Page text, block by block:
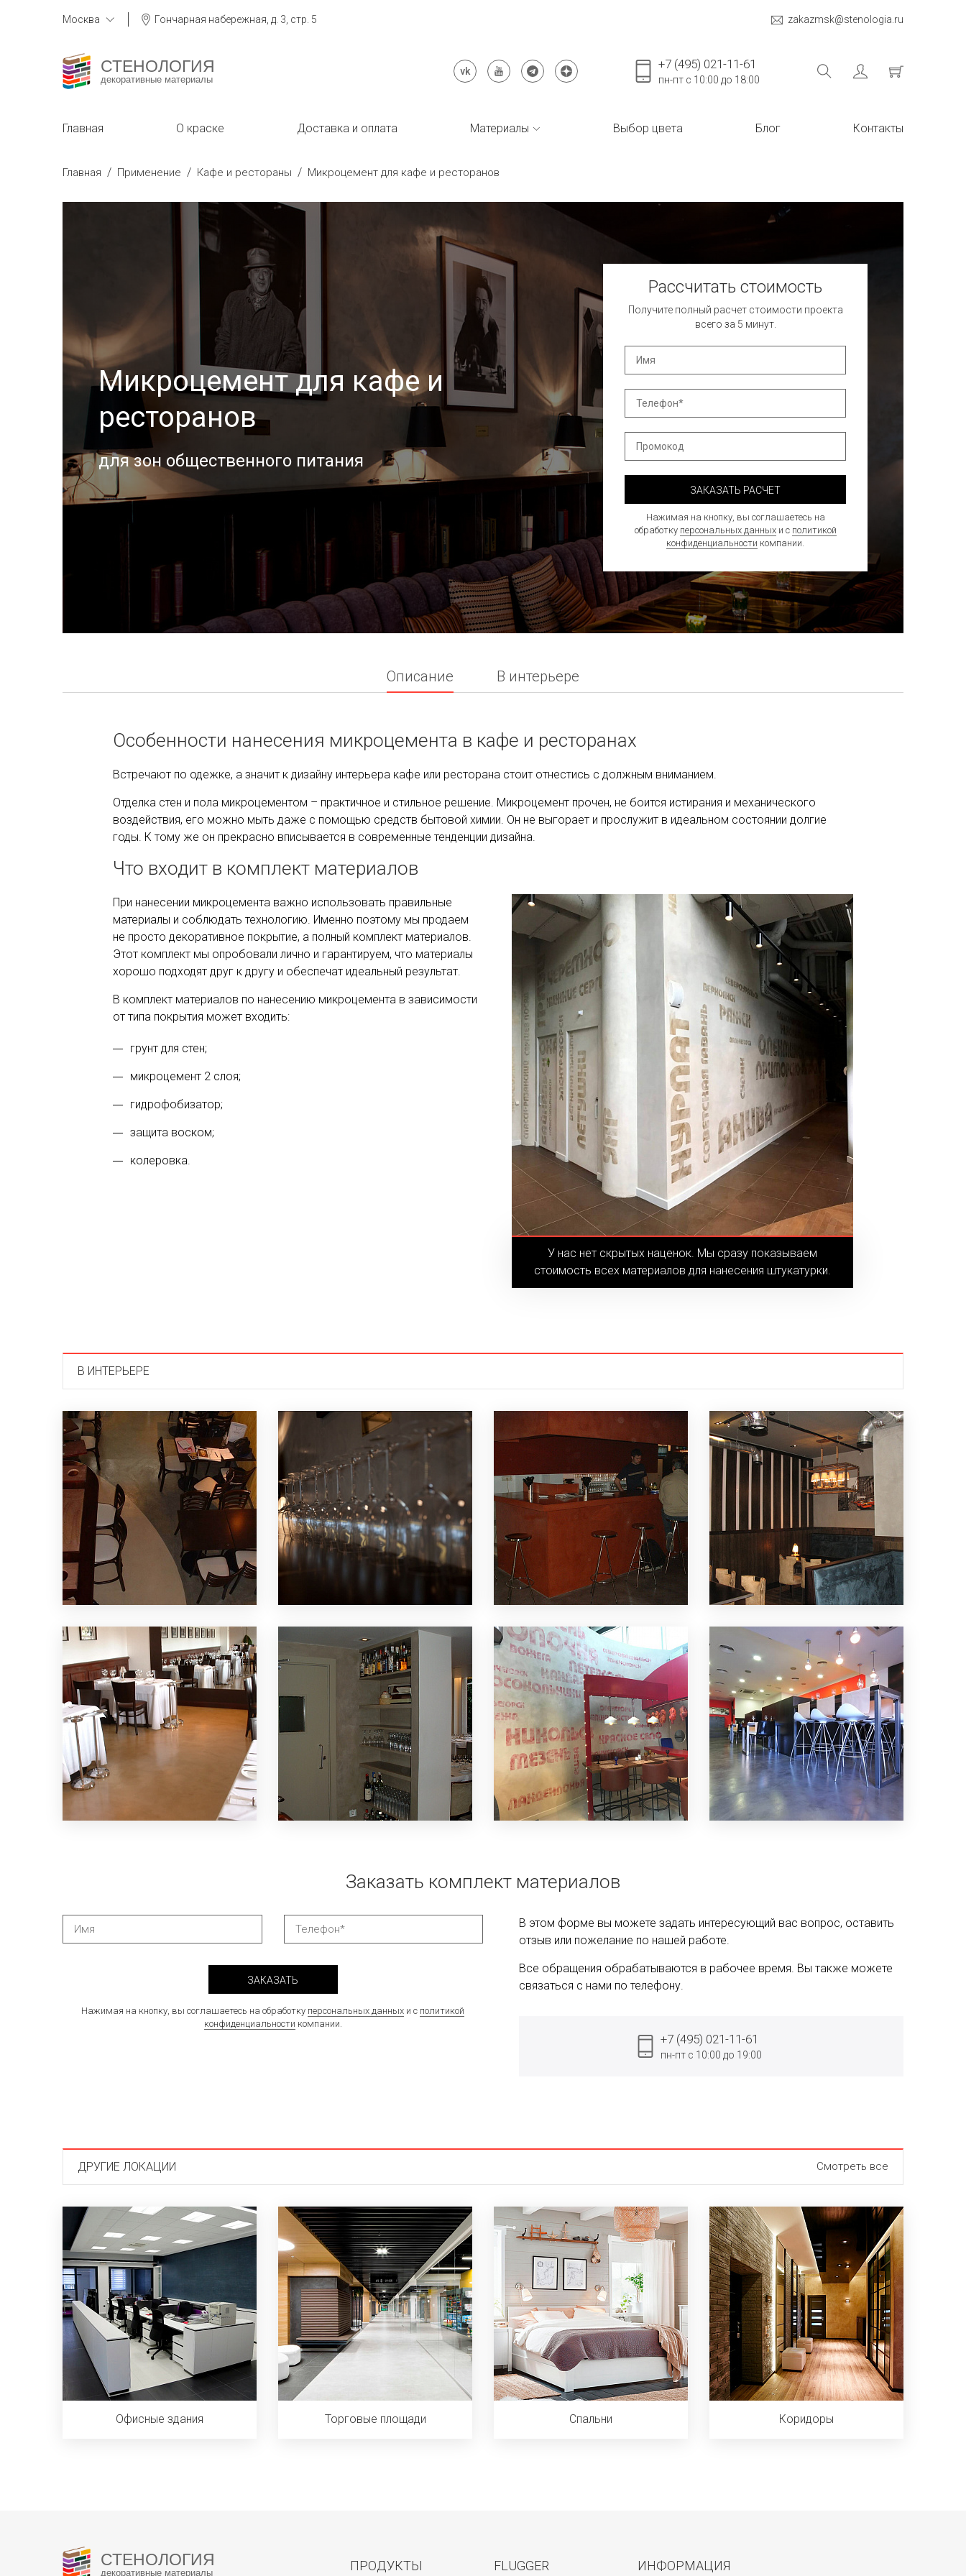
Москва Гончарная набережная, д. 3, стр. 5 zakazmsk@stenologia.ru
СТЕНОЛОГИЯ
декоративные материалы
+7 (495) 021-11-61
пн-пт с 10:00 до 18:00
Главная О краске Доставка и оплата Материалы Выбор цвета Блог Контакты
Главная / Применение / Кафе и рестораны / Микроцемент для кафе и ресторанов
Микроцемент для кафе и
ресторанов
для зон общественного питания
Рассчитать стоимость
Получите полный расчет стоимости проекта
всего за 5 минут.
ЗАКАЗАТЬ РАСЧЕТ
Нажимая на кнопку, вы соглашаетесь на
обработку персональных данныхи с политикой
конфиденциальности компании.
Описание В интерьере
Особенности нанесения микроцемента в кафе и ресторанах
Встречают по одежке, а значит к дизайну интерьера кафе или ресторана стоит отнестись с должным вниманием.
Отделка стен и пола микроцементом – практичное и стильное решение. Микроцемент прочен, не боится истирания и механического
воздействия, его можно мыть даже с помощью средств бытовой химии. Он не выгорает и прослужит в идеальном состоянии долгие
годы. К тому же он прекрасно вписывается в современные тенденции дизайна.
Что входит в комплект материалов
У нас нет скрытых наценок. Мы сразу показываем
стоимость всех материалов для нанесения штукатурки.
При нанесении микроцемента важно использовать правильные
материалы и соблюдать технологию. Именно поэтому мы продаем
не просто декоративное покрытие, а полный комплект материалов.
Этот комплект мы опробовали лично и гарантируем, что материалы
хорошо подходят друг к другу и обеспечат идеальный результат.
В комплект материалов по нанесению микроцемента в зависимости
от типа покрытия может входить:
грунт для стен;
микроцемент 2 слоя;
гидрофобизатор;
защита воском;
колеровка.
В ИНТЕРЬЕРЕ
Заказать комплект материалов
В этом форме вы можете задать интересующий вас вопрос, оставить
отзыв или пожелание по нашей работе.
Все обращения обрабатываются в рабочее время. Вы также можете
связаться с нами по телефону.
+7 (495) 021-11-61
пн-пт с 10:00 до 19:00
ЗАКАЗАТЬ
Нажимая на кнопку, вы соглашаетесь на обработку персональных данных и с политикой
конфиденциальности компании.
ДРУГИЕ ЛОКАЦИИ Смотреть все
Офисные здания Торговые площади Спальни Коридоры
СТЕНОЛОГИЯ
декоративные материалы ПРОДУКТЫ FLUGGER ИНФОРМАЦИЯ